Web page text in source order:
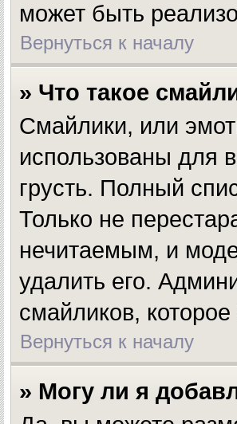
может быть
Вернуться к началу
» Что такое
Смайлики, или
использованы для
грусть. Полный
Только не
нечитаемым, и
удалить его.
смайликов,
Вернуться к началу
» Могу ли я